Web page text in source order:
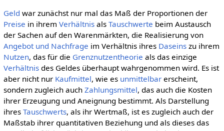
Geld war zunächst nur mal das Maß der Proportionen der
Preise in ihrem Verhältnisals Tauschwerte beim Austausch
der Sachen auf den Warenmärkten, die Realisierung von
Angebot und Nachfrage im Verhältnis ihres Daseinszu ihrem
Nutzen, das für die Grenznutzentheorie als das einzige
Verhältnisdes Geldes überhaupt wahrgenommen wird. Es ist
aber nicht nur Kaufmittel, wie es unmittelbarerscheint,
sondern zugleich auch Zahlungsmittel, das auch die Kosten
ihrer Erzeugung und Aneignung bestimmt. Als Darstellung
ihres Tauschwerts, als ihr Wertmaß, ist es zugleich auch der
Maßstab ihrer quantitativen Beziehung und als dieses das